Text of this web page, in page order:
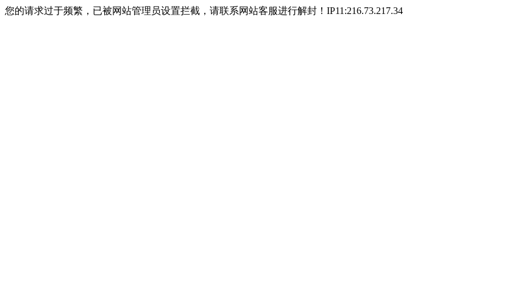
您的请求过于频繁，已被网站管理员设置拦截，请联系网站客服进行解封！IP11:216.73.217.34